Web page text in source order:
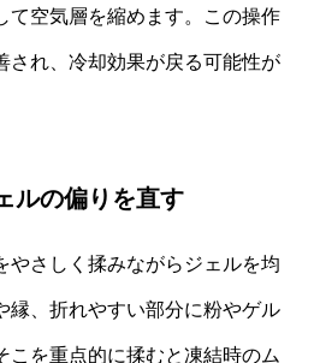
て空気層を縮めます。この操作
され、冷却効果が戻る可能性が
ルの偏りを直す
やさしく揉みながらジェルを均
縁、折れやすい部分に粉やゲル
こを重点的に揉むと凍結時のム